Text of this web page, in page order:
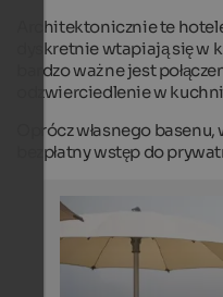
Aperitif at Lake
Enjoyment, cycling
Kaltern
Architektonicznie te
dyskretnie wtapiają się w
bardzo ważne jest
odzwierciedlenie w
Oprócz własnego
bezpłatny wstęp do